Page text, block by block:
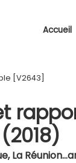
Accueil
[V2643]
La